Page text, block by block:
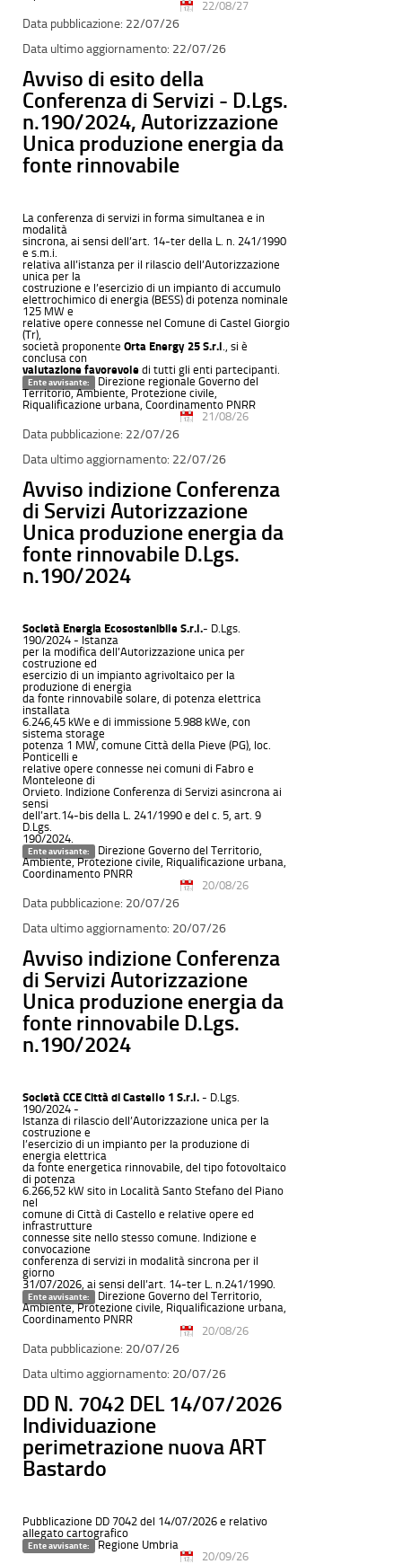
22/07/26
22/08/27
22/07/26
Avviso di esito della
Conferenza di Servizi - D.Lgs.
n.190/2024, Autorizzazione
Unica produzione energia da
fonte rinnovabile
La conferenza di servizi in forma simultanea e in
modalità
sincrona, ai sensi dell’art. 14-ter della L. n. 241/1990
e s.m.i.
relativa all’istanza per il rilascio dell’Autorizzazione
unica per la
costruzione e l’esercizio di un impianto di accumulo
elettrochimico di energia (BESS) di potenza nominale
125 MW e
relative opere connesse nel Comune di Castel Giorgio
(Tr),
società proponente Orta Energy 25 S.r.l ., si è
conclusa con
valutazione favorevole di tutti gli enti partecipanti.
Ente avvisante: Direzione regionale Governo del
Territorio, Ambiente, Protezione civile,
Riqualificazione urbana, Coordinamento PNRR
22/07/26
21/08/26
22/07/26
Avviso indizione Conferenza
di Servizi Autorizzazione
Unica produzione energia da
fonte rinnovabile D.Lgs.
n.190/2024
Società Energia Ecosostenibile S.r.l.- D.Lgs.
190/2024 - Istanza
per la modifica dell’Autorizzazione unica per
costruzione ed
esercizio di un impianto agrivoltaico per la
produzione di energia
da fonte rinnovabile solare, di potenza elettrica
installata
6.246,45 kWe e di immissione 5.988 kWe, con
sistema storage
potenza 1 MW, comune Città della Pieve (PG), loc.
Ponticelli e
relative opere connesse nei comuni di Fabro e
Monteleone di
Orvieto. Indizione Conferenza di Servizi asincrona ai
sensi
dell’art.14-bis della L. 241/1990 e del c. 5, art. 9
D.Lgs.
190/2024.
Ente avvisante: Direzione Governo del Territorio,
Ambiente, Protezione civile, Riqualificazione urbana,
Coordinamento PNRR
20/07/26
20/08/26
20/07/26
Avviso indizione Conferenza
di Servizi Autorizzazione
Unica produzione energia da
fonte rinnovabile D.Lgs.
n.190/2024
Società CCE Città di Castello 1 S.r.l. - D.Lgs.
190/2024 -
Istanza di rilascio dell’Autorizzazione unica per la
costruzione e
l’esercizio di un impianto per la produzione di
energia elettrica
da fonte energetica rinnovabile, del tipo fotovoltaico
di potenza
6.266,52 kW sito in Località Santo Stefano del Piano
nel
comune di Città di Castello e relative opere ed
infrastrutture
connesse site nello stesso comune. Indizione e
convocazione
conferenza di servizi in modalità sincrona per il
giorno
31/07/2026, ai sensi dell’art. 14-ter L. n.241/1990.
Ente avvisante: Direzione Governo del Territorio,
Ambiente, Protezione civile, Riqualificazione urbana,
Coordinamento PNRR
20/07/26
20/08/26
20/07/26
DD N. 7042 DEL 14/07/2026
Individuazione
perimetrazione nuova ART
Bastardo
Pubblicazione DD 7042 del 14/07/2026 e relativo
allegato cartografico
Ente avvisante: Regione Umbria
20/09/26